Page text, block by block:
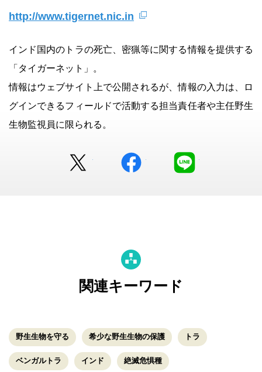
http://www.tigernet.nic.in
インド国内のトラの死亡、密猟等に関する情報を提供する
「タイガーネット」。
情報はウェブサイト上で公開されるが、情報の入力は、ロ
グインできるフィールドで活動する担当責任者や主任野生
生物監視員に限られる。
facebook
関連キーワード
野生生物を守る 希少な野生生物の保護 トラ
ベンガルトラ インド 絶滅危惧種